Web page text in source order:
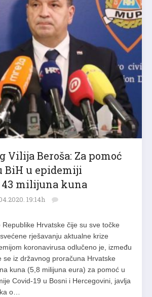
Vilija Beroša: Za pomoć
BiH u epidemiji
43 milijuna kuna
19:14h
Republike Hrvatske čije su sve točke
rješavanju aktualne krize
koronavirusa odlučeno je, između
se iz državnog proračuna Hrvatske
kuna (5,8 milijuna eura) za pomoć u
Covid-19 u Bosni i Hercegovini, javlja
o…